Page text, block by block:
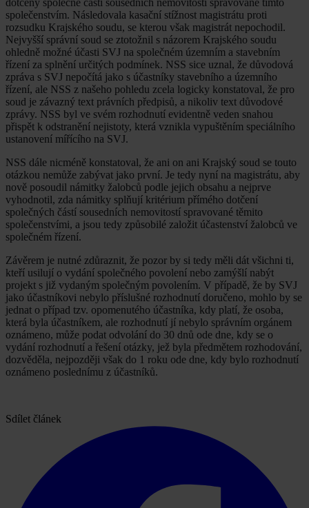
dotčeny společné části sousedních nemovitostí spravované tímto
společenstvím. Následovala kasační stížnost magistrátu proti
rozsudku Krajského soudu, se kterou však magistrát nepochodil.
Nejvyšší správní soud se ztotožnil s názorem Krajského soudu
ohledně možné účasti SVJ na společném územním a stavebním
řízení za splnění určitých podmínek. NSS sice uznal, že důvodová
zpráva s SVJ nepočítá jako s účastníky stavebního a územního
řízení, ale NSS z našeho pohledu zcela logicky konstatoval, že pro
soud je závazný text právních předpisů, a nikoliv text důvodové
zprávy. NSS byl ve svém rozhodnutí evidentně veden snahou
přispět k odstranění nejistoty, která vznikla vypuštěním speciálního
ustanovení mířícího na SVJ.
NSS dále nicméně konstatoval, že ani on ani Krajský soud se touto
otázkou nemůže zabývat jako první. Je tedy nyní na magistrátu, aby
nově posoudil námitky žalobců podle jejich obsahu a nejprve
vyhodnotil, zda námitky splňují kritérium přímého dotčení
společných částí sousedních nemovitostí spravované těmito
společenstvími, a jsou tedy způsobilé založit účastenství žalobců ve
společném řízení.
Závěrem je nutné zdůraznit, že pozor by si tedy měli dát všichni ti,
kteří usilují o vydání společného povolení nebo zamýšlí nabýt
projekt s již vydaným společným povolením. V případě, že by SVJ
jako účastníkovi nebylo příslušné rozhodnutí doručeno, mohlo by se
jednat o případ tzv. opomenutého účastníka, kdy platí, že osoba,
která byla účastníkem, ale rozhodnutí jí nebylo správním orgánem
oznámeno, může podat odvolání do 30 dnů ode dne, kdy se o
vydání rozhodnutí a řešení otázky, jež byla předmětem rozhodování,
dozvěděla, nejpozději však do 1 roku ode dne, kdy bylo rozhodnutí
oznámeno poslednímu z účastníků.
Sdílet článek